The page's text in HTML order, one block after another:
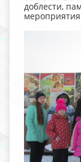
доблести,